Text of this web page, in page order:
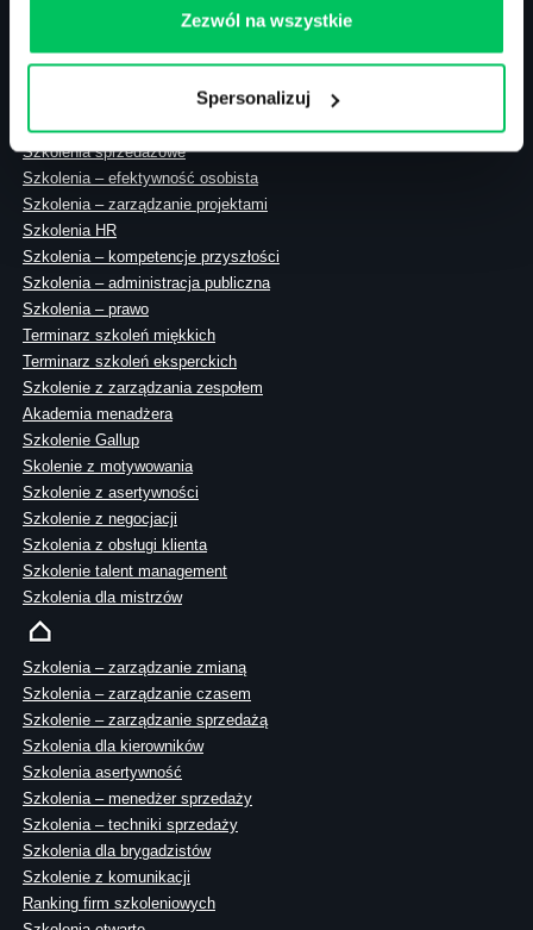
Zezwól na wszystkie
Spersonalizuj
Szkolenia menedżerskie
Szkolenia sprzedażowe
Szkolenia – efektywność osobista
Szkolenia – zarządzanie projektami
Szkolenia HR
Szkolenia – kompetencje przyszłości
Szkolenia – administracja publiczna
Szkolenia – prawo
Terminarz szkoleń miękkich
Terminarz szkoleń eksperckich
Szkolenie z zarządzania zespołem
Akademia menadżera
Szkolenie Gallup
Skolenie z motywowania
Szkolenie z asertywności
Szkolenie z negocjacji
Szkolenia z obsługi klienta
Szkolenie talent management
Szkolenia dla mistrzów
Szkolenia – zarządzanie zmianą
Szkolenia – zarządzanie czasem
Szkolenie – zarządzanie sprzedażą
Szkolenia dla kierowników
Szkolenia asertywność
Szkolenia – menedżer sprzedaży
Szkolenia – techniki sprzedaży
Szkolenia dla brygadzistów
Szkolenie z komunikacji
Ranking firm szkoleniowych